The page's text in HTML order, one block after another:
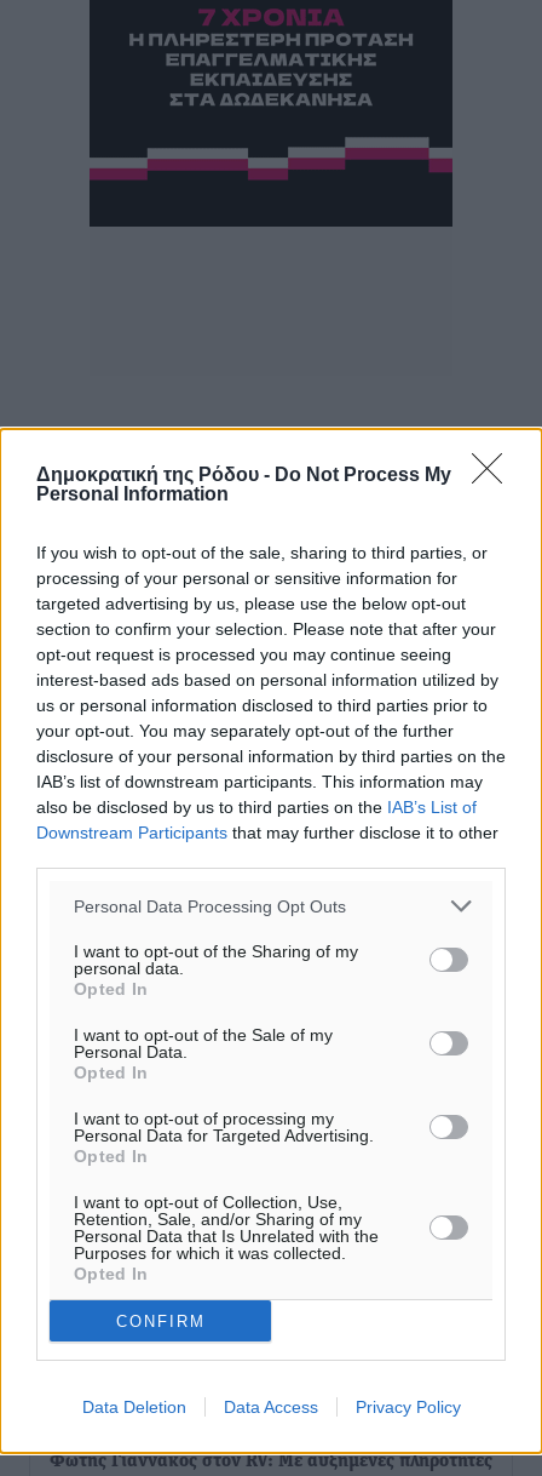
Δημοκρατική της Ρόδου - Do Not Process My
Personal Information
If you wish to opt-out of the sale, sharing to third parties, or
processing of your personal or sensitive information for
targeted advertising by us, please use the below opt-out
section to confirm your selection. Please note that after your
opt-out request is processed you may continue seeing
interest-based ads based on personal information utilized by
us or personal information disclosed to third parties prior to
your opt-out. You may separately opt-out of the further
disclosure of your personal information by third parties on the
IAB’s list of downstream participants. This information may
also be disclosed by us to third parties on the IAB’s List of
Downstream Participants that may further disclose it to other
Personal Data Processing Opt Outs
I want to opt-out of the Sharing of my
personal data.
Opted In
I want to opt-out of the Sale of my
Personal Data.
Opted In
I want to opt-out of processing my
Personal Data for Targeted Advertising.
Opted In
I want to opt-out of Collection, Use,
Retention, Sale, and/or Sharing of my
Personal Data that Is Unrelated with the
Purposes for which it was collected.
Opted In
CONFIRM
Data Deletion Data Access Privacy Policy
Ροή ειδήσεων
υποδομών του Νεστορίδειου Μελάθρου
Τοπικές Ειδήσεις
Γ.Σ. Διαγόρας: Στα «κυανέρυθρα» ο Janni Pembe
Αθλητικά• πριν 2 ώρες
Σύλληψη 21χρονου για ναρκωτικά στη Ρόδο
Με 13,1% κάλυψη εργαζομένων από συλλογικές
συμβάσεις, η Ελλάδα στον “πάτο” της ΕΕ
Απόψεις• πριν 2 ώρες
Στο νοσοκομείο της Ρόδου αύριο ο Άδωνις Γεωργιάδης
πριν 2 ώρες
Φώτης Γιαννακός στον RV: Με αυξημένες πληρότητες